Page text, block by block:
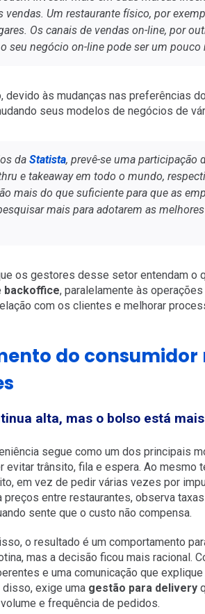
vendas. Um restaurante físico, por
Os canais de vendas on-line, por
seu negócio on-line pode ser um pouco
devido às mudanças nas preferências
seus modelos de negócios de
da Statista, prevê-se uma participação
e takeaway em todo o mundo,
mais do que suficiente para que as
mais para adotarem as
os gestores desse setor entendam o
backoffice, paralelamente às
com os clientes e melhorar
do consumidor
alta, mas o bolso está
segue como um dos principais
evitar trânsito, fila e espera. Ao mesmo
em vez de pedir várias vezes por
preços entre restaurantes, observa
sente que o custo não compensa.
o resultado é um comportamento
mas a decisão ficou mais racional.
e uma comunicação que
exige uma gestão para delivery
e frequência de pedidos.